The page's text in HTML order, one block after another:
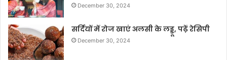
December 30, 2024
सर्दियों में रोज खाएं अलसी के लड्डू, पढ़ें रेसिपी
December 30, 2024